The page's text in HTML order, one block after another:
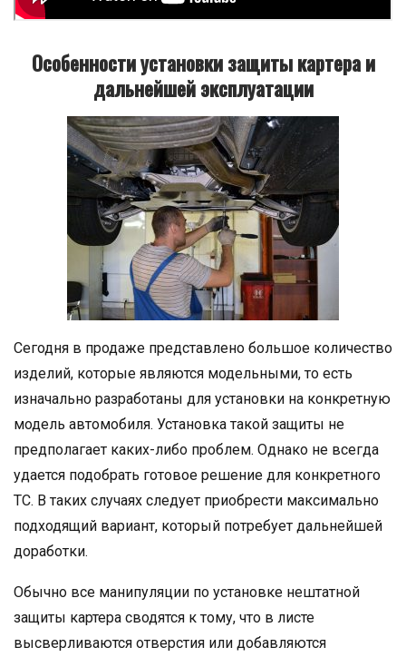
Особенности установки защиты картера и
дальнейшей эксплуатации
Сегодня в продаже представлено большое количество
изделий, которые являются модельными, то есть
изначально разработаны для установки на конкретную
модель автомобиля. Установка такой защиты не
предполагает каких-либо проблем. Однако не всегда
удается подобрать готовое решение для конкретного
ТС. В таких случаях следует приобрести максимально
подходящий вариант, который потребует дальнейшей
доработки.
Обычно все манипуляции по установке нештатной
защиты картера сводятся к тому, что в листе
высверливаются отверстия или добавляются